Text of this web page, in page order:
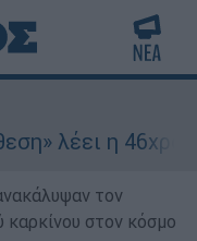
η 46χρονη - Τι
τον
στον κόσμο